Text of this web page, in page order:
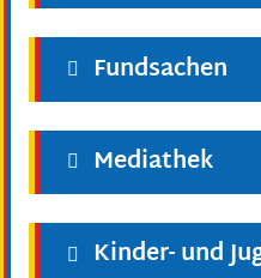
Fundsachen
Mediathek
Kinder- und